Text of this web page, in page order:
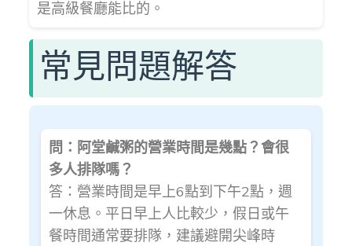
是高級餐廳能比的。
常見問題解答
問：阿堂鹹粥的營業時間是幾點？會很
多人排隊嗎？
答：營業時間是早上6點到下午2點，週
一休息。平日早上人比較少，假日或午
餐時間通常要排隊，建議避開尖峰時